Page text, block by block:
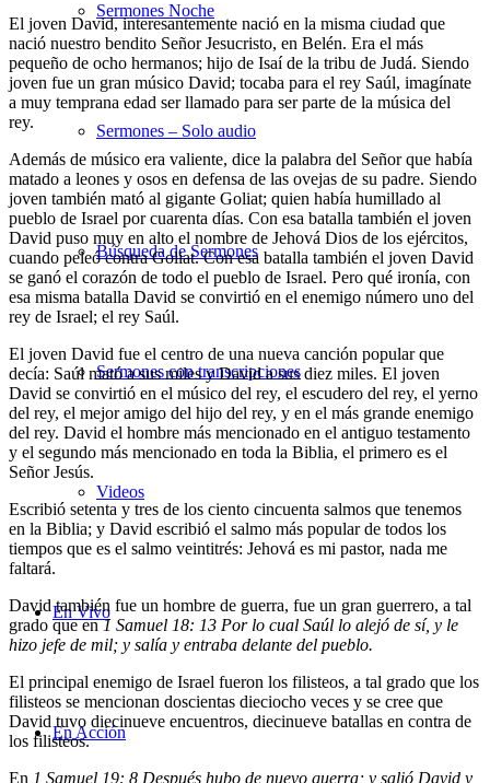
Sermones Noche
Sermones – Solo audio
Búsqueda de Sermones
Sermones con transcripciones
Videos
En Vivo
En Acción
El joven David, interesantemente nació en la misma ciudad que
nació nuestro bendito Señor Jesucristo, en Belén. Era el más
pequeño de ocho hermanos; hijo de Isaí de la tribu de Judá. Siendo
joven fue un gran músico David; tocaba para el rey Saúl, imagínate
a muy temprana edad ser llamado para ser parte de la música del
rey.
Además de músico era valiente, dice la palabra del Señor que había
matado a leones y osos en defensa de las ovejas de su padre. Siendo
joven también mató al gigante Goliat; quien había humillado al
pueblo de Israel por cuarenta días. Con esa batalla también el joven
David puso muy en alto el nombre de Jehová Dios de los ejércitos,
cuando peleó contra Goliat. Con esa batalla también el joven David
se ganó el corazón de todo el pueblo de Israel. Pero qué ironía, con
esa misma batalla David se convirtió en el enemigo número uno del
rey de Israel; el rey Saúl.
El joven David fue el centro de una nueva canción popular que
decía: Saúl mató a sus miles y David a sus diez miles. El joven
David se convirtió en el músico del rey, el escudero del rey, el yerno
del rey, el mejor amigo del hijo del rey, y en el más grande enemigo
del rey. David el hombre más mencionado en el antiguo testamento
y el segundo más mencionado en toda la Biblia, el primero es el
Señor Jesús.
Escribió setenta y tres de los ciento cincuenta salmos que tenemos
en la Biblia; y David escribió el salmo más popular de todos los
tiempos que es el salmo veintitrés: Jehová es mi pastor, nada me
faltará.
David también fue un hombre de guerra, fue un gran guerrero, a tal
grado que en1 Samuel 18: 13 Por lo cual Saúl lo alejó de sí, y le
hizo jefe de mil; y salía y entraba delante del pueblo.
El principal enemigo de Israel fueron los filisteos, a tal grado que los
filisteos se mencionan doscientas dieciocho veces y se cree que
David tuvo diecinueve encuentros, diecinueve batallas en contra de
los filisteos.
En 1 Samuel 19: 8 Después hubo de nuevo guerra; y salió David y